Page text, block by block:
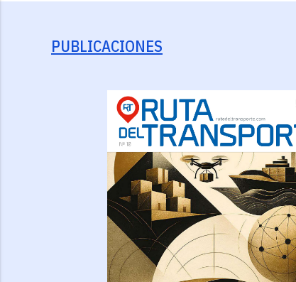
PUBLICACIONES